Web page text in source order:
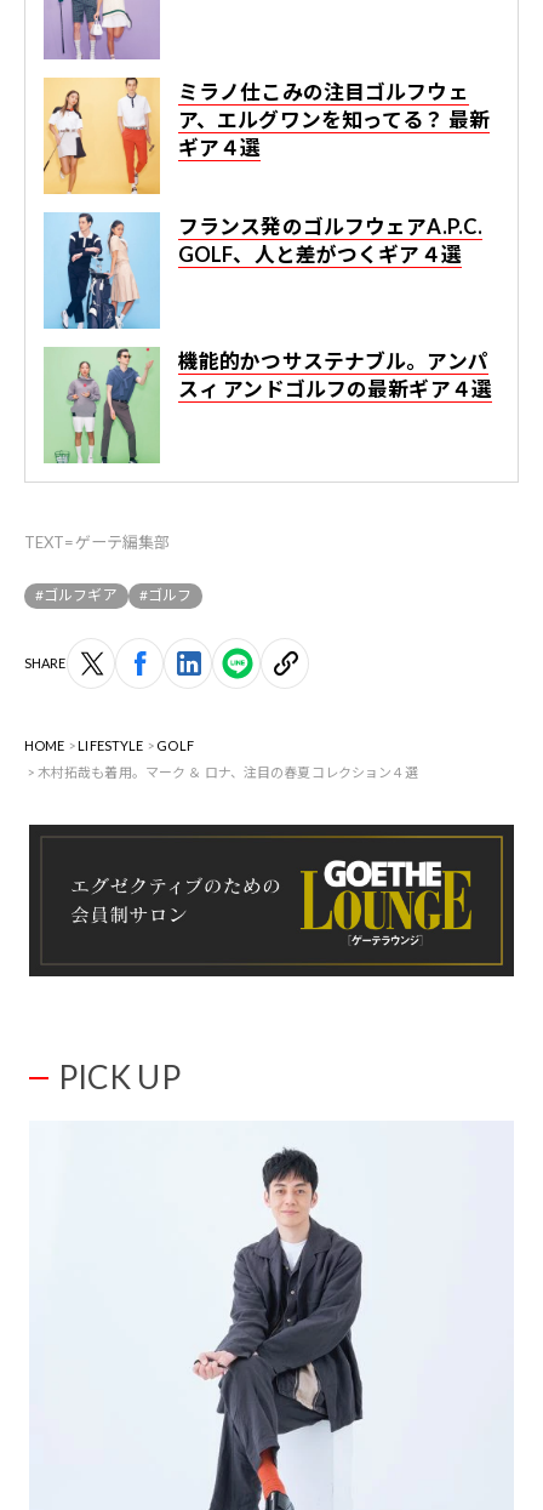
ミラノ仕こみの注目ゴルフウェ
ア、エルグワンを知ってる？ 最新
ギア４選
フランス発のゴルフウェアA.P.C.
GOLF、人と差がつくギア４選
機能的かつサステナブル。アンパ
スィ アンドゴルフの最新ギア４選
TEXT=ゲーテ編集部
#ゴルフギア #ゴルフ
SHARE
HOME LIFESTYLE
GOLF
木村拓哉も着用。マーク ＆ ロナ、注目の春夏コレクション４選
PICK UP